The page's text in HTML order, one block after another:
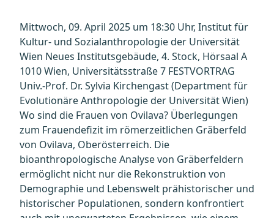
Mittwoch, 09. April 2025 um 18:30 Uhr, Institut für
Kultur- und Sozialanthropologie der Universität
Wien Neues Institutsgebäude, 4. Stock, Hörsaal A
1010 Wien, Universitätsstraße 7 FESTVORTRAG
Univ.-Prof. Dr. Sylvia Kirchengast (Department für
Evolutionäre Anthropologie der Universität Wien)
Wo sind die Frauen von Ovilava? Überlegungen
zum Frauendefizit im römerzeitlichen Gräberfeld
von Ovilava, Oberösterreich. Die
bioanthropologische Analyse von Gräberfeldern
ermöglicht nicht nur die Rekonstruktion von
Demographie und Lebenswelt prähistorischer und
historischer Populationen, sondern konfrontiert